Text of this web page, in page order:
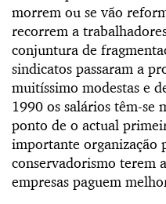
morrem ou se vão
recorrem a
conjuntura de
sindicatos passaram a
muitíssimo modestas e
1990 os salários têm-se
ponto de o actual
importante organização
conservadorismo terem
empresas paguem